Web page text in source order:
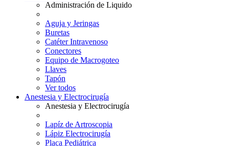
Administración de Liquido
Aguja y Jeringas
Buretas
Catéter Intravenoso
Conectores
Equipo de Macrogoteo
Llaves
Tapón
Ver todos
Anestesia y Electrocirugía
Anestesia y Electrocirugía
Lapíz de Artroscopia
Lápiz Electrocirugía
Placa Pediátrica